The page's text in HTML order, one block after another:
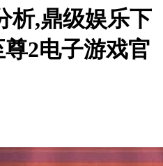
析,鼎级娱乐下
2电子游戏官